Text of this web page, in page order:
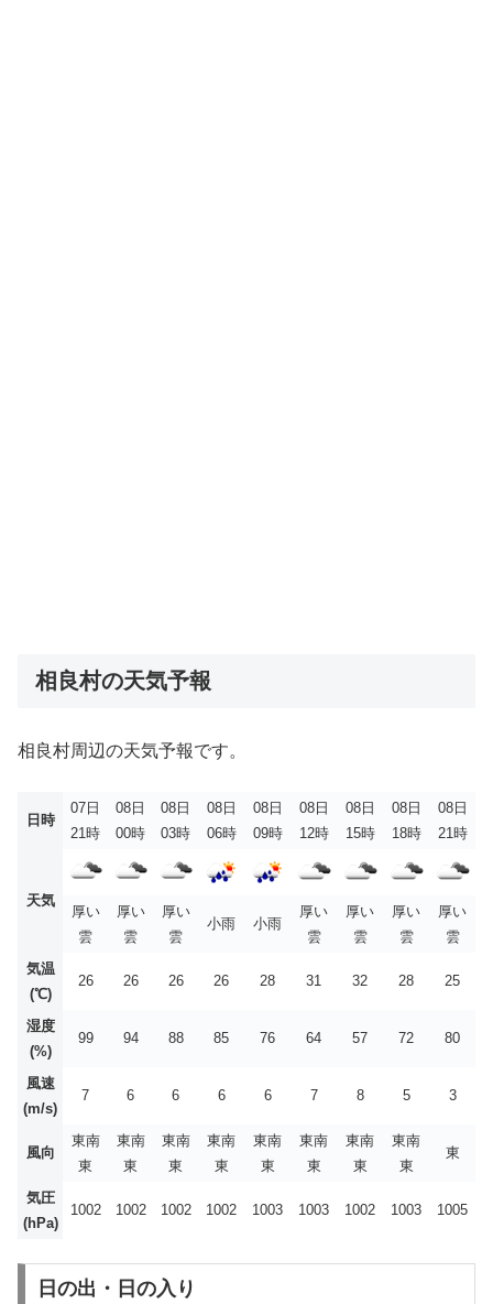
相良村の天気予報
相良村周辺の天気予報です。
日時
07日
21時
08日
00時
08日
03時
08日
06時
08日
09時
08日
12時
08日
15時
08日
18時
08日
21時
天気
厚い
雲
厚い
雲
厚い
雲
小雨 小雨
厚い
雲
厚い
雲
厚い
雲
厚い
雲
気温
(℃)
26 26 26 26 28 31 32 28 25
湿度
(%)
99 94 88 85 76 64 57 72 80
風速
(m/s)
7 6 6 6 6 7 8 5 3
風向
東南
東
東南
東
東南
東
東南
東
東南
東
東南
東
東南
東
東南
東
東
気圧
(hPa)
1002 1002 1002 1002 1003 1003 1002 1003 1005
日の出・日の入り